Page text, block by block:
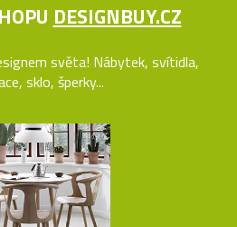
DESIGNBUY.CZ
světa! Nábytek, svítidla,
sklo, šperky...